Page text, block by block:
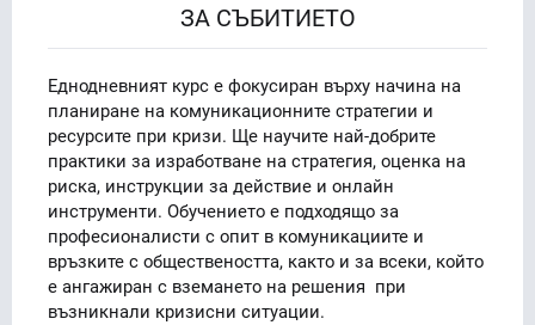
ЗА СЪБИТИЕТО
Еднодневният курс е фокусиран върху начина на
планиране на комуникационните стратегии и
ресурсите при кризи. Ще научите най-добрите
практики за изработване на стратегия, оценка на
риска, инструкции за действие и онлайн
инструменти. Обучението е подходящо за
професионалисти с опит в комуникациите и
връзките с обществеността, както и за всеки, който
е ангажиран с вземането на решения при
възникнали кризисни ситуации.